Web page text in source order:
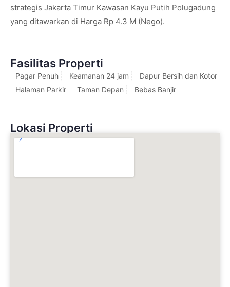
strategis Jakarta Timur Kawasan Kayu Putih Polugadung
yang ditawarkan di Harga Rp 4.3 M (Nego).
Fasilitas Properti
Pagar Penuh Keamanan 24 jam
Dapur Bersih dan Kotor
Halaman Parkir
Taman Depan Bebas Banjir
Lokasi Properti